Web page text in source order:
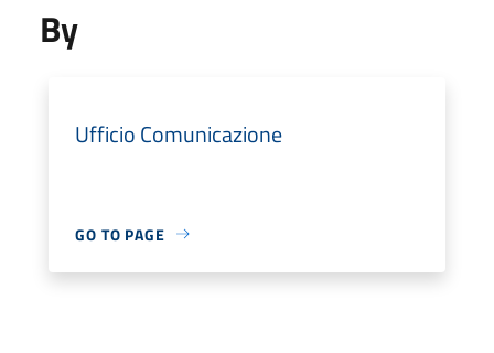
By
Ufficio Comunicazione
GO TO PAGE